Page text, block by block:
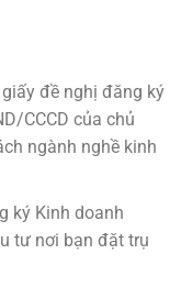
đề nghị đăng ký
CCCD của chủ
ngành nghề kinh
ký Kinh doanh
tư nơi bạn đặt trụ